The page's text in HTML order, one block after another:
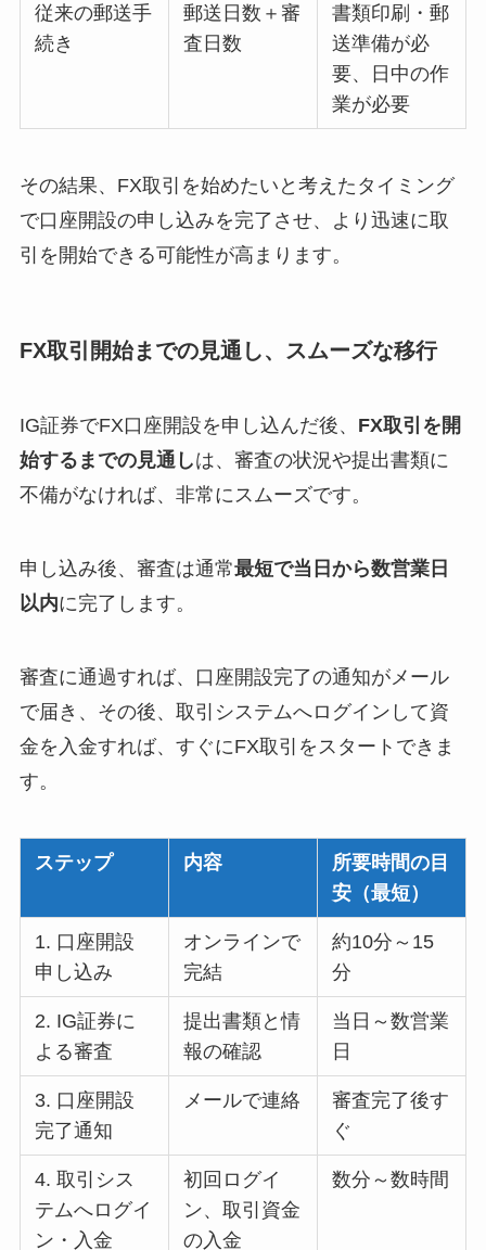
従来の郵送手
続き
郵送日数＋審
査日数
書類印刷・郵
送準備が必
要、日中の作
業が必要
その結果、FX取引を始めたいと考えたタイミング
で口座開設の申し込みを完了させ、より迅速に取
引を開始できる可能性が高まります。
FX取引開始までの見通し、スムーズな移行
IG証券でFX口座開設を申し込んだ後、 FX取引を開
始するまでの見通しは、審査の状況や提出書類に
不備がなければ、非常にスムーズです。
申し込み後、審査は通常最短で当日から数営業日
以内に完了します。
審査に通過すれば、口座開設完了の通知がメール
で届き、その後、取引システムへログインして資
金を入金すれば、すぐにFX取引をスタートできま
す。
ステップ 内容
所要時間の目
安（最短）
1. 口座開設
申し込み
オンラインで
完結
約10分～15
分
2. IG証券に
よる審査
提出書類と情
報の確認
当日～数営業
日
3. 口座開設
完了通知
メールで連絡
審査完了後す
ぐ
4. 取引シス
テムへログイ
ン・入金
初回ログイ
ン、取引資金
の入金
数分～数時間